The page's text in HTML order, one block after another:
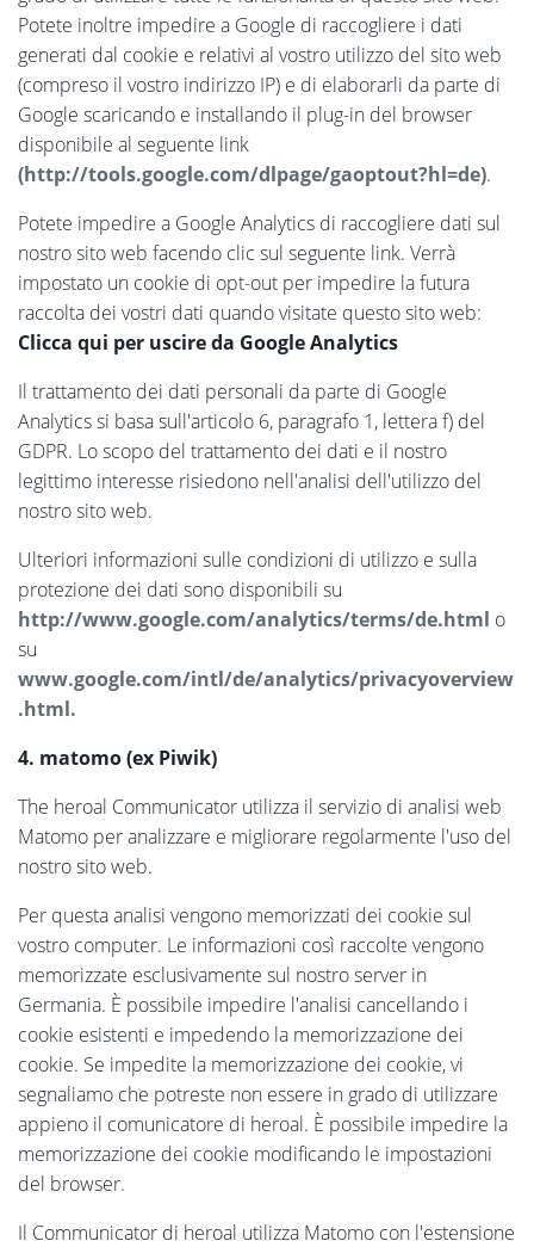
Potete inoltre impedire a Google di raccogliere i dati
generati dal cookie e relativi al vostro utilizzo del sito web
(compreso il vostro indirizzo IP) e di elaborarli da parte di
Google scaricando e installando il plug-in del browser
disponibile al seguente link
(http://tools.google.com/dlpage/gaoptout?hl=de).
Potete impedire a Google Analytics di raccogliere dati sul
nostro sito web facendo clic sul seguente link. Verrà
impostato un cookie di opt-out per impedire la futura
raccolta dei vostri dati quando visitate questo sito web:
Clicca qui per uscire da Google Analytics
Il trattamento dei dati personali da parte di Google
Analytics si basa sull'articolo 6, paragrafo 1, lettera f) del
GDPR. Lo scopo del trattamento dei dati e il nostro
legittimo interesse risiedono nell'analisi dell'utilizzo del
nostro sito web.
Ulteriori informazioni sulle condizioni di utilizzo e sulla
protezione dei dati sono disponibili su
http://www.google.com/analytics/terms/de.html o
su
www.google.com/intl/de/analytics/privacyoverview
.html.
4. matomo (ex Piwik)
The heroal Communicator utilizza il servizio di analisi web
Matomo per analizzare e migliorare regolarmente l'uso del
nostro sito web.
Per questa analisi vengono memorizzati dei cookie sul
vostro computer. Le informazioni così raccolte vengono
memorizzate esclusivamente sul nostro server in
Germania. È possibile impedire l'analisi cancellando i
cookie esistenti e impedendo la memorizzazione dei
cookie. Se impedite la memorizzazione dei cookie, vi
segnaliamo che potreste non essere in grado di utilizzare
appieno il comunicatore di heroal. È possibile impedire la
memorizzazione dei cookie modificando le impostazioni
del browser.
Il Communicator di heroal utilizza Matomo con l'estensione